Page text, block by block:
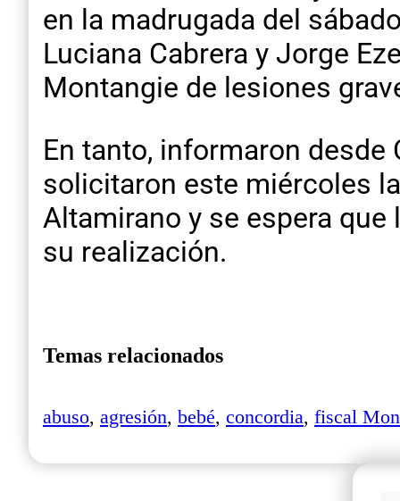
en la madrugada del
Luciana Cabrera y Jorge
Montangie de lesiones
En tanto, informaron
solicitaron este miércoles
Altamirano y se espera
su realización.
Temas relacionados
abuso, agresión, bebé, concordia, fiscal